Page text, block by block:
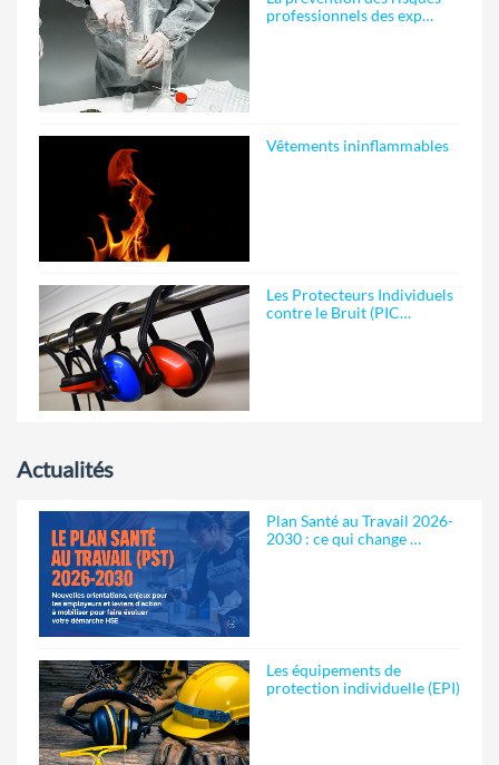
professionnels des exp…
Vêtements ininflammables
Les Protecteurs Individuels
contre le Bruit (PIC…
Actualités
Plan Santé au Travail 2026-
2030 : ce qui change …
Les équipements de
protection individuelle (EPI)